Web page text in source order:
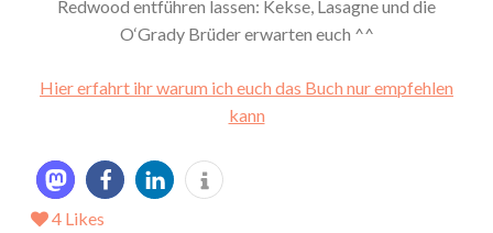
Redwood entführen lassen: Kekse, Lasagne und die
O‘Grady Brüder erwarten euch ^^
Hier erfahrt ihr warum ich euch das Buch nur empfehlen
kann
4 Likes